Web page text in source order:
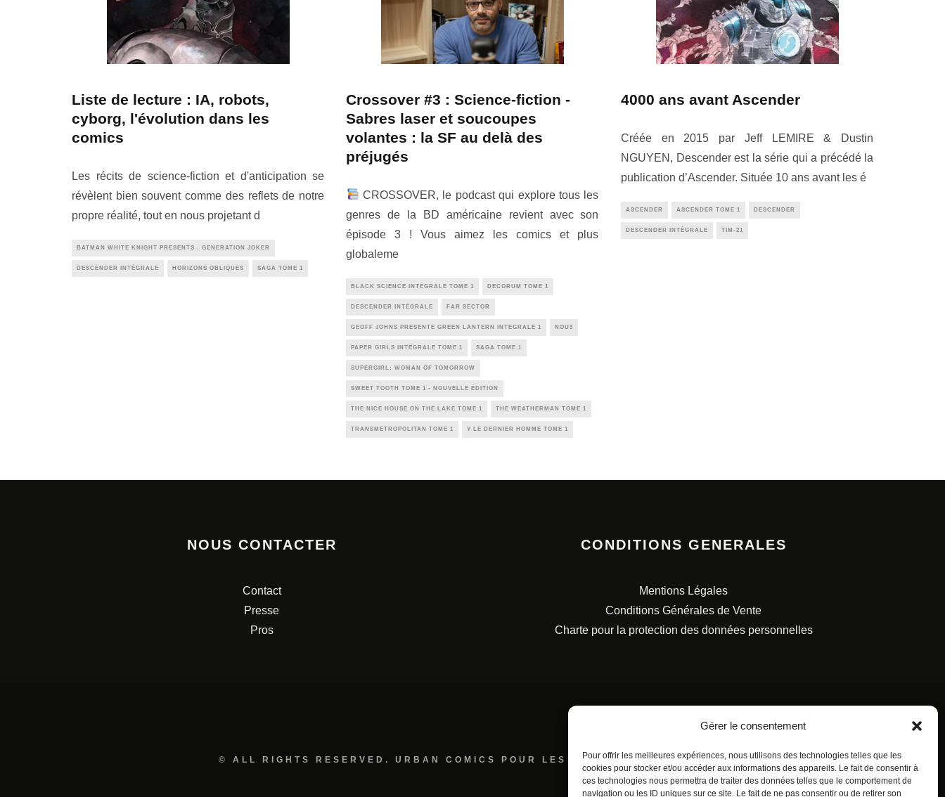
Gérer le consentement
Pour offrir les meilleures expériences, nous utilisons des technologies telles que les
cookies pour stocker et/ou accéder aux informations des appareils. Le fait de consentir à
ces technologies nous permettra de traiter des données telles que le comportement de
navigation ou les ID uniques sur ce site. Le fait de ne pas consentir ou de retirer son
Liste de lecture : IA, robots,
cyborg, l'évolution dans les
comics
Les récits de science-fiction et d'anticipation se
révèlent bien souvent comme des reflets de notre
propre réalité, tout en nous projetant d
BATMAN WHITE KNIGHT PRESENTS : GENERATION JOKER
DESCENDER INTÉGRALE HORIZONS OBLIQUES SAGA TOME 1
Crossover #3 : Science-fiction -
Sabres laser et soucoupes
volantes : la SF au delà des
préjugés
CROSSOVER, le podcast qui explore tous les
genres de la BD américaine revient avec son
épisode 3 ! Vous aimez les comics et plus
globaleme
BLACK SCIENCE INTÉGRALE TOME 1 DECORUM TOME 1
DESCENDER INTÉGRALE FAR SECTOR
GEOFF JOHNS PRESENTE GREEN LANTERN INTEGRALE 1 NOU3
PAPER GIRLS INTÉGRALE TOME 1 SAGA TOME 1
SUPERGIRL: WOMAN OF TOMORROW
SWEET TOOTH TOME 1 - NOUVELLE ÉDITION
THE NICE HOUSE ON THE LAKE TOME 1 THE WEATHERMAN TOME 1
TRANSMETROPOLITAN TOME 1 Y LE DERNIER HOMME TOME 1
4000 ans avant Ascender
Créée en 2015 par Jeff LEMIRE & Dustin
NGUYEN, Descender est la série qui a précédé la
publication d’Ascender. Située 10 ans avant les é
ASCENDER ASCENDER TOME 1 DESCENDER
DESCENDER INTÉGRALE TIM-21
NOUS CONTACTER
Contact
Presse
Pros
CONDITIONS GENERALES
Mentions Légales
Conditions Générales de Vente
Charte pour la protection des données personnelles
© ALL RIGHTS RESERVED. URBAN COMICS POUR LES ÉDITIONS FRANÇAISES.